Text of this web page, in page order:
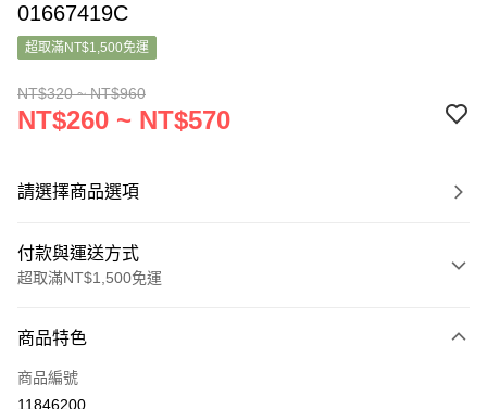
01667419C
超取滿NT$1,500免運
NT$320 ~ NT$960
NT$260 ~ NT$570
請選擇商品選項
付款與運送方式
超取滿NT$1,500免運
信用卡一次付款
超商取貨付款
商品特色
商品編號
11846200